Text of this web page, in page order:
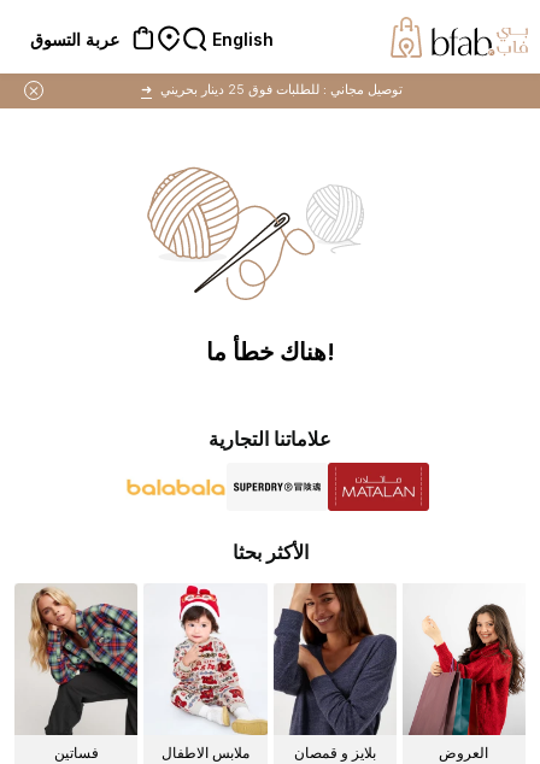
English عربة التسوق
توصيل مجاني :للطلبات فوق 25 دينار بحريني ➜
!هناك خطأ ما
علاماتنا التجارية
الأكثر بحثا
العروض
بلايز و قمصان
ملابس الاطفال فساتين